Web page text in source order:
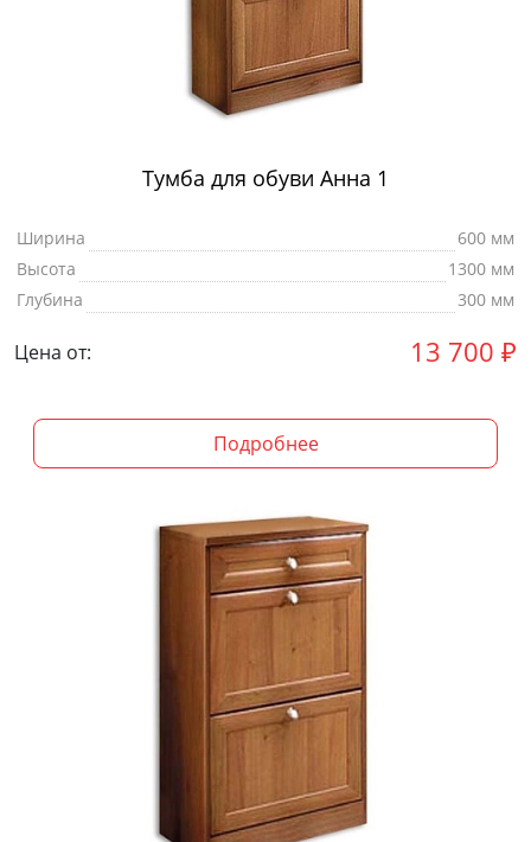
Тумба для обуви Анна 1
Ширина
600 мм
Высота
1300 мм
Глубина
300 мм
Цена от: 13 700 ₽
Подробнее